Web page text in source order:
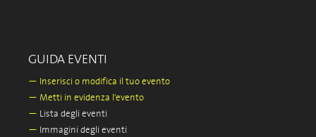
GUIDA EVENTI
— Inserisci o modifica il tuo evento
— Metti in evidenza l'evento
— Lista degli eventi
— Immagini degli eventi